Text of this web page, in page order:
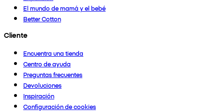
El mundo de mamá y el bebé
Better Cotton
Cliente
Encuentra una tienda
Centro de ayuda
Preguntas frecuentes
Devoluciones
Inspiración
Configuración de cookies